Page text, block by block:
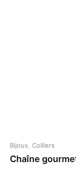
Bijoux Colliers
Chaîne